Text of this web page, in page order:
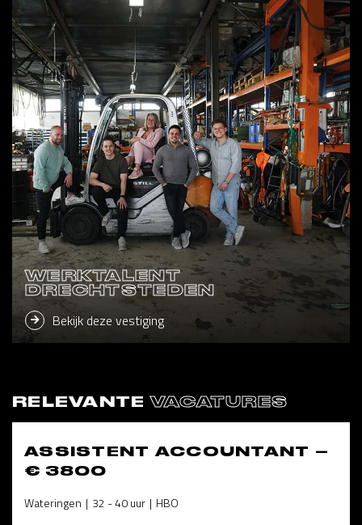
WERKTALENT
DRECHTSTEDEN
Bekijk deze vestiging
RELEVANTEVACATURES
ASSISTENT ACCOUNTANT –
€ 3800
Wateringen 32 - 40 uur HBO